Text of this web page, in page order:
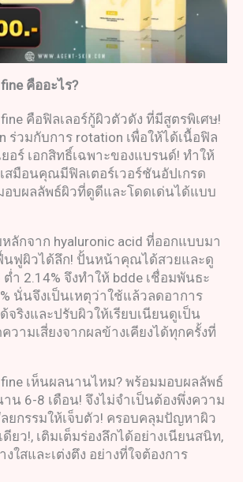
คืออะไร?
คือฟิลเลอร์กู้ผิวตัวดัง ที่มีสูตรพิเศษ!
ร่วมกับการ rotation เพื่อให้ได้เนื้อฟิล
ยอร์ เอกสิทธิ์เฉพาะของแบรนด์! ทำให้
สมือนคุณมีฟิลเตอร์เวอร์ชันอัปเกรด
อบผลลัพธ์ผิวที่ดูดีและโดดเด่นได้แบบ
ลักจาก hyaluronic acid ที่ออกแบบมา
นฟูผิวได้ลึก! ปั้นหน้าคุณได้สวยและดู
ำ 2.14% จึงทำให้ bdde เชื่อมพันธะ
นั่นจึงเป็นเหตุว่าใช้แล้วลดอาการ
จริงและปรับผิวให้เรียบเนียนดูเป็น
วามเสี่ยงจากผลข้างเคียงได้ทุกครั้งที่
fine เห็นผลนานไหม? พร้อมมอบผลลัพธ์
น 6-8 เดือน! จึงไม่จำเป็นต้องพึ่งความ
ยกรรมให้เจ็บตัว! ครอบคลุมปัญหาผิว
ยว!, เติมเต็มร่องลึกได้อย่างเนียนสนิท,
ใสและเต่งตึง อย่างที่ใจต้องการ